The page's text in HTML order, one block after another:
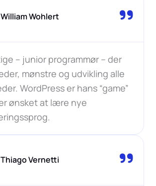
William Wohlert
– junior programmør – der
mønstre og udvikling alle
WordPress er hans “game”
ønsket at lære nye
Thiago Vernetti